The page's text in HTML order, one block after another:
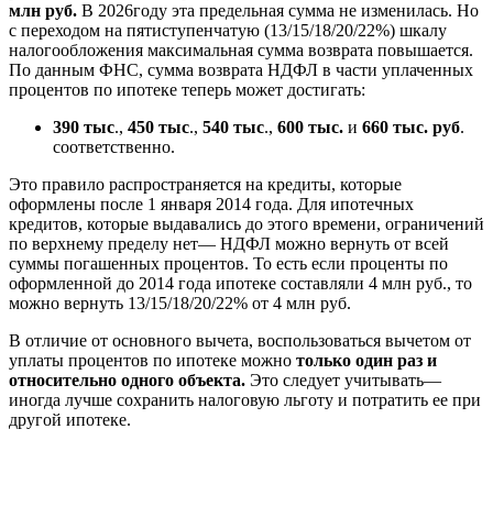
млн руб. В 2026году эта предельная сумма не изменилась. Но
с переходом на пятиступенчатую (13/15/18/20/22%) шкалу
налогообложения максимальная сумма возврата повышается.
По данным ФНС, сумма возврата НДФЛ в части уплаченных
процентов по ипотеке теперь может достигать:
390 тыс., 450 тыс., 540 тыс., 600 тыс. и 660 тыс. руб.
соответственно.
Это правило распространяется на кредиты, которые
оформлены после 1 января 2014 года. Для ипотечных
кредитов, которые выдавались до этого времени, ограничений
по верхнему пределу нет— НДФЛ можно вернуть от всей
суммы погашенных процентов. То есть если проценты по
оформленной до 2014 года ипотеке составляли 4 млн руб., то
можно вернуть 13/15/18/20/22% от 4 млн руб.
В отличие от основного вычета, воспользоваться вычетом от
уплаты процентов по ипотеке можно только один раз и
относительно одного объекта. Это следует учитывать—
иногда лучше сохранить налоговую льготу и потратить ее при
другой ипотеке.